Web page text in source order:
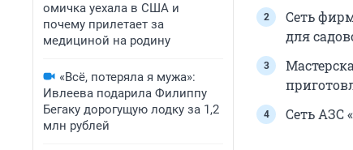
омичка уехала в США и
почему прилетает за
медициной на родину
«Всё, потеряла я мужа»:
Ивлеева подарила Филиппу
Бегаку дорогущую лодку за 1,2
млн рублей
Сеть
для
Сеть АЗС